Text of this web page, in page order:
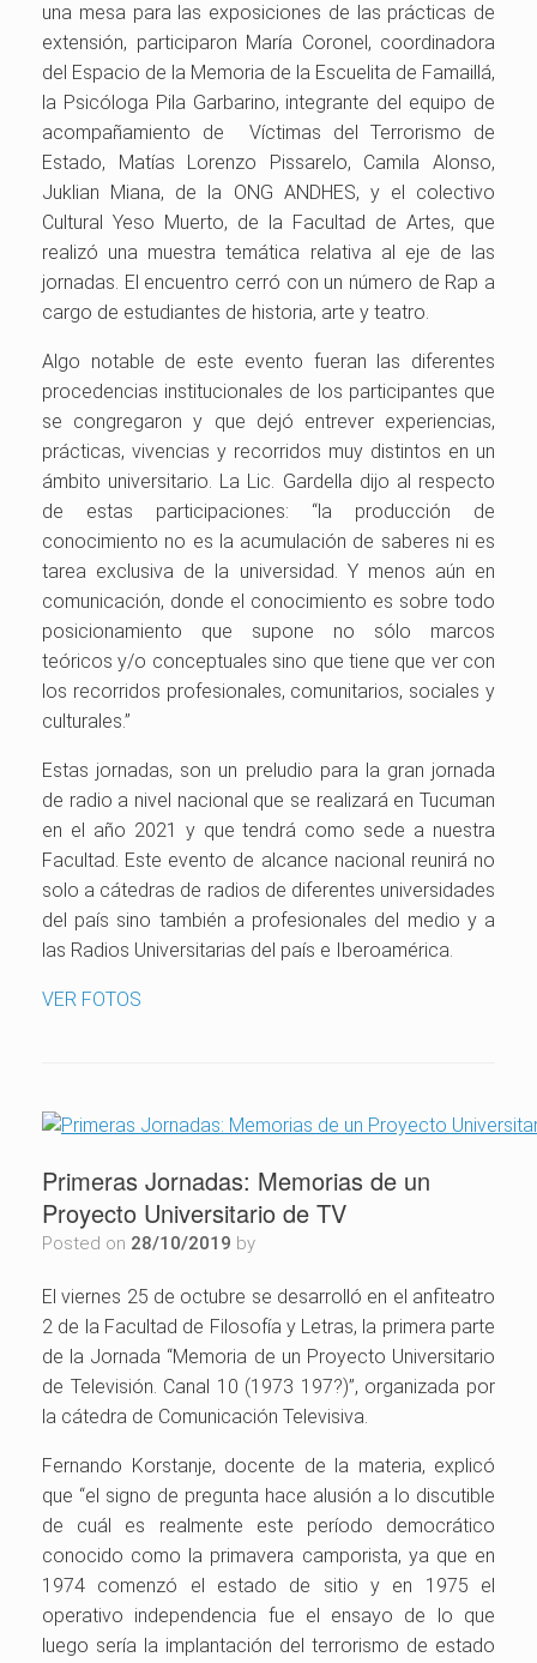
una mesa para las exposiciones de las prácticas de
extensión, participaron María Coronel, coordinadora
del Espacio de la Memoria de la Escuelita de Famaillá,
la Psicóloga Pila Garbarino, integrante del equipo de
acompañamiento de Víctimas del Terrorismo de
Estado, Matías Lorenzo Pissarelo, Camila Alonso,
Juklian Miana, de la ONG ANDHES, y el colectivo
Cultural Yeso Muerto, de la Facultad de Artes, que
realizó una muestra temática relativa al eje de las
jornadas. El encuentro cerró con un número de Rap a
cargo de estudiantes de historia, arte y teatro.
Algo notable de este evento fueran las diferentes
procedencias institucionales de los participantes que
se congregaron y que dejó entrever experiencias,
prácticas, vivencias y recorridos muy distintos en un
ámbito universitario. La Lic. Gardella dijo al respecto
de estas participaciones: “la producción de
conocimiento no es la acumulación de saberes ni es
tarea exclusiva de la universidad. Y menos aún en
comunicación, donde el conocimiento es sobre todo
posicionamiento que supone no sólo marcos
teóricos y/o conceptuales sino que tiene que ver con
los recorridos profesionales, comunitarios, sociales y
culturales.”
Estas jornadas, son un preludio para la gran jornada
de radio a nivel nacional que se realizará en Tucuman
en el año 2021 y que tendrá como sede a nuestra
Facultad. Este evento de alcance nacional reunirá no
solo a cátedras de radios de diferentes universidades
del país sino también a profesionales del medio y a
las Radios Universitarias del país e Iberoamérica.
VER FOTOS
Primeras Jornadas: Memorias de un
Proyecto Universitario de TV
Posted on 28/10/2019 by
El viernes 25 de octubre se desarrolló en el anfiteatro
2 de la Facultad de Filosofía y Letras, la primera parte
de la Jornada “Memoria de un Proyecto Universitario
de Televisión. Canal 10 (1973 197?)”, organizada por
la cátedra de Comunicación Televisiva.
Fernando Korstanje, docente de la materia, explicó
que “el signo de pregunta hace alusión a lo discutible
de cuál es realmente este período democrático
conocido como la primavera camporista, ya que en
1974 comenzó el estado de sitio y en 1975 el
operativo independencia fue el ensayo de lo que
luego sería la implantación del terrorismo de estado